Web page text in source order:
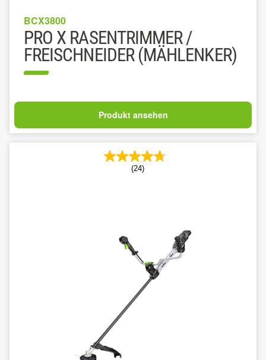
BCX3800
PRO X RASENTRIMMER /
FREISCHNEIDER (MÄHLENKER)
Produkt ansehen
(24)